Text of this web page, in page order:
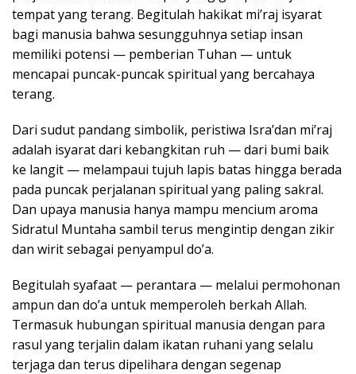
tempat yang terang. Begitulah hakikat mi’raj isyarat
bagi manusia bahwa sesungguhnya setiap insan
memiliki potensi — pemberian Tuhan — untuk
mencapai puncak-puncak spiritual yang bercahaya
terang.
Dari sudut pandang simbolik, peristiwa Isra’dan mi’raj
adalah isyarat dari kebangkitan ruh — dari bumi baik
ke langit — melampaui tujuh lapis batas hingga berada
pada puncak perjalanan spiritual yang paling sakral.
Dan upaya manusia hanya mampu mencium aroma
Sidratul Muntaha sambil terus mengintip dengan zikir
dan wirit sebagai penyampul do’a.
Begitulah syafaat — perantara — melalui permohonan
ampun dan do’a untuk memperoleh berkah Allah.
Termasuk hubungan spiritual manusia dengan para
rasul yang terjalin dalam ikatan ruhani yang selalu
terjaga dan terus dipelihara dengan segenap